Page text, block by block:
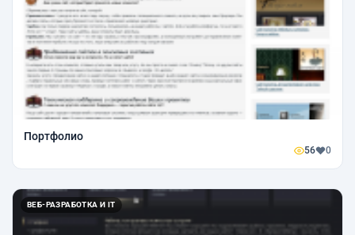
Портфолио
56 0
ВЕБ-РАЗРАБОТКА И IT